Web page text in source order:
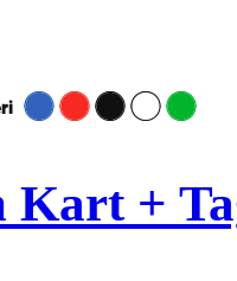
Kart +